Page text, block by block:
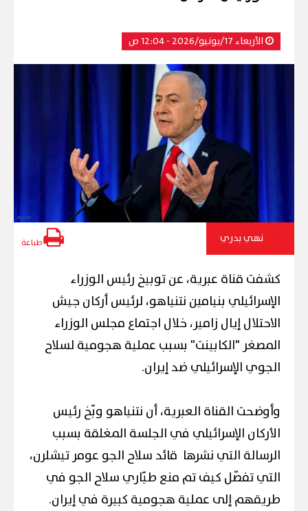
الأربعاء 17/يونيو/2026 - 12:04 ص
نهي بدري طباعة
كشفت قناة عبرية، عن توبيخ رئيس الوزراء
الإسرائيلي بنيامين نتنياهو، لرئيس أركان جيش
الاحتلال إيال زامير، خلال اجتماع مجلس الوزراء
المصغر "الكابينت" بسبب عملية هجومية لسلاح
الجوي الإسرائيلي ضد إيران.
وأوضحت القناة العبرية، أن نتنياهو وبّخ رئيس
الأركان الإسرائيلي في الجلسة المغلقة بسبب
الرسالة التي نشرها قائد سلاح الجو عومر تيشلرن،
التي تفصّل كيف تم منع طيّاري سلاح الجو في
طريقهم إلى عملية هجومية كبيرة في إيران.